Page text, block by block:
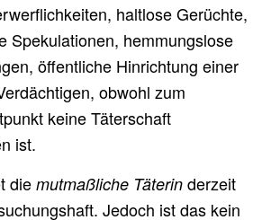
haltlose Gerüchte,
Spekulationen, hemmungslose
öffentliche Hinrichtung einer
obwohl zum
keine Täterschaft
ist.
die mutmaßliche Täterinderzeit
Jedoch ist das kein